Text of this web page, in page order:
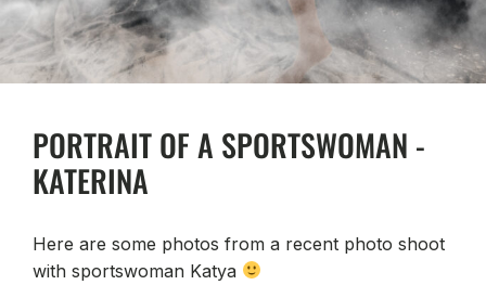
PORTRAIT OF A SPORTSWOMAN -
KATERINA
Here are some photos from a recent photo shoot
with sportswoman Katya